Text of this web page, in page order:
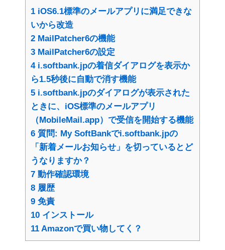
1 iOS6.1標準のメールアプリに満足できな
いから改造
2 MailPatcher6の機能
3 MailPatcher6の設定
4i.softbank.jpの着信ダイアログを表示か
ら1.5秒後に自動で消す機能
5 i.softbank.jpのダイアログが表示された
ときに、iOS標準のメールアプリ
（MobileMail.app）で受信を開始する機能
6 質問: My SoftBankでi.softbank.jpの
「新着メールお知らせ」を切っているとど
うなりますか？
7 動作確認環境
8 履歴
9 免責
10 インストール
11 Amazonで買い物してく？